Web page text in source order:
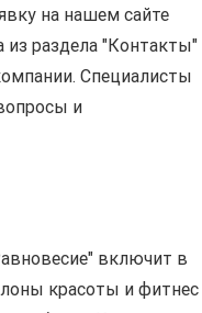
на нашем сайте
из раздела "Контакты"
Специалисты
и
включит в
красоты и фитнес